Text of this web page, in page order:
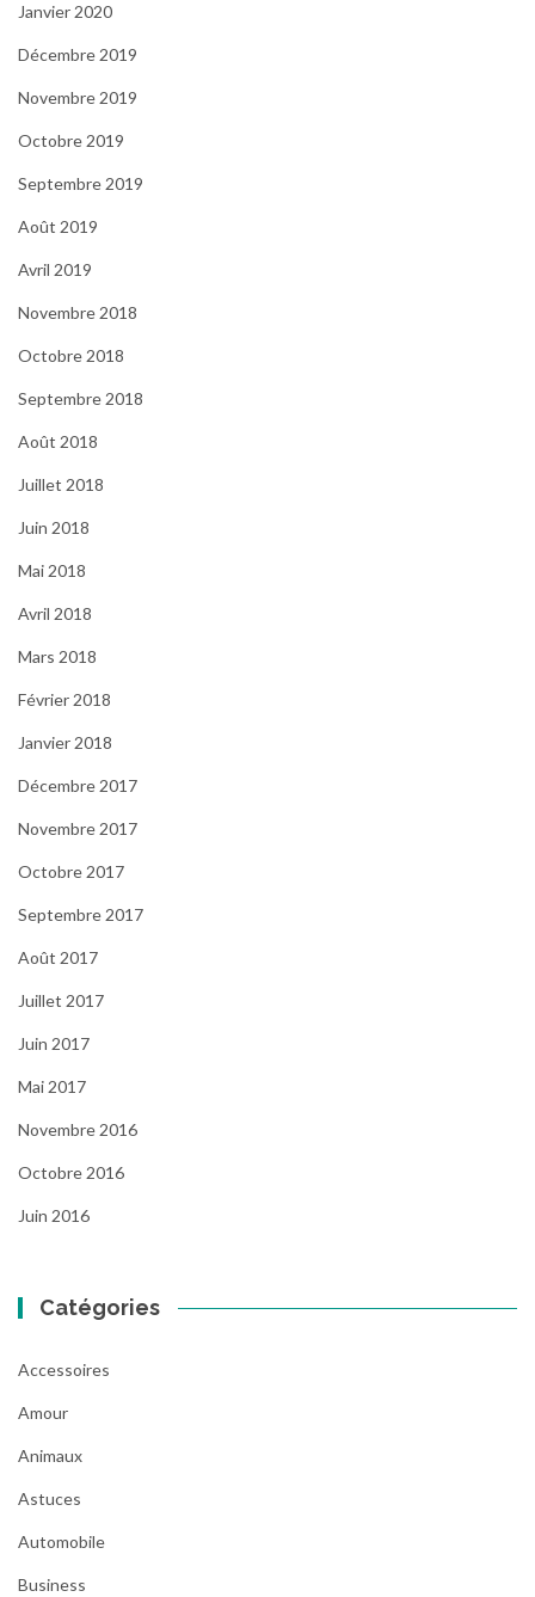
Janvier 2020
Décembre 2019
Novembre 2019
Octobre 2019
Septembre 2019
Août 2019
Avril 2019
Novembre 2018
Octobre 2018
Septembre 2018
Août 2018
Juillet 2018
Juin 2018
Mai 2018
Avril 2018
Mars 2018
Février 2018
Janvier 2018
Décembre 2017
Novembre 2017
Octobre 2017
Septembre 2017
Août 2017
Juillet 2017
Juin 2017
Mai 2017
Novembre 2016
Octobre 2016
Juin 2016
Catégories
Accessoires
Amour
Animaux
Astuces
Automobile
Business